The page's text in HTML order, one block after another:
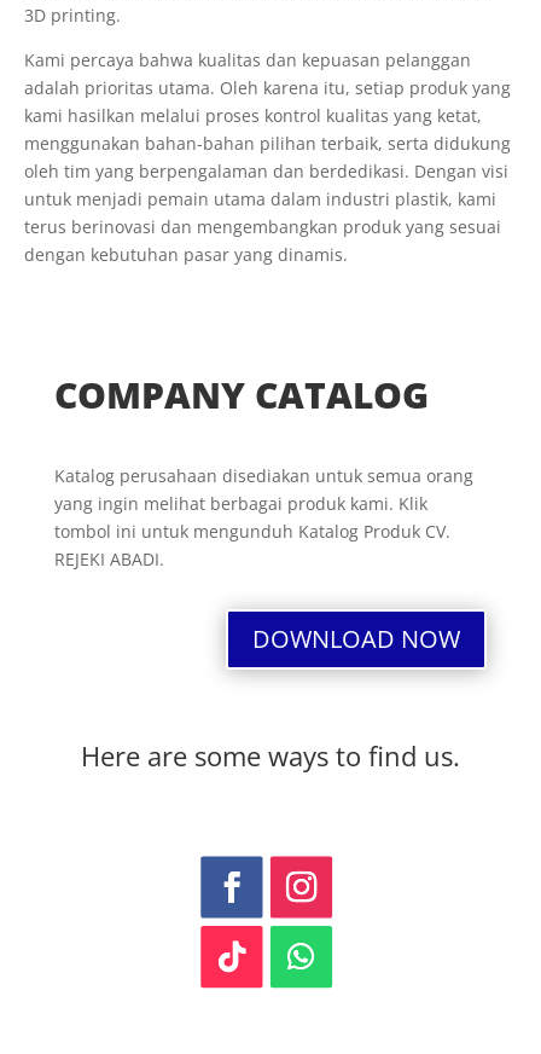
3D printing.
Kami percaya bahwa kualitas dan kepuasan pelanggan
adalah prioritas utama. Oleh karena itu, setiap produk yang
kami hasilkan melalui proses kontrol kualitas yang ketat,
menggunakan bahan-bahan pilihan terbaik, serta didukung
oleh tim yang berpengalaman dan berdedikasi. Dengan visi
untuk menjadi pemain utama dalam industri plastik, kami
terus berinovasi dan mengembangkan produk yang sesuai
dengan kebutuhan pasar yang dinamis.
COMPANY CATALOG
Katalog perusahaan disediakan untuk semua orang
yang ingin melihat berbagai produk kami. Klik
tombol ini untuk mengunduh Katalog Produk CV.
REJEKI ABADI.
DOWNLOAD NOW
Here are some ways to find us.